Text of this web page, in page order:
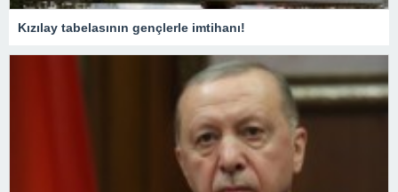
Kızılay tabelasının gençlerle imtihanı!